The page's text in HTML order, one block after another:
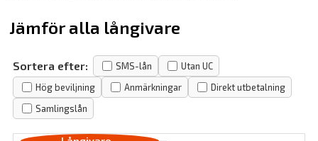
Jämför alla långivare
Sortera efter: SMS-lån
Utan UC
Hög beviljning
Anmärkningar
Direkt utbetalning
Samlingslån